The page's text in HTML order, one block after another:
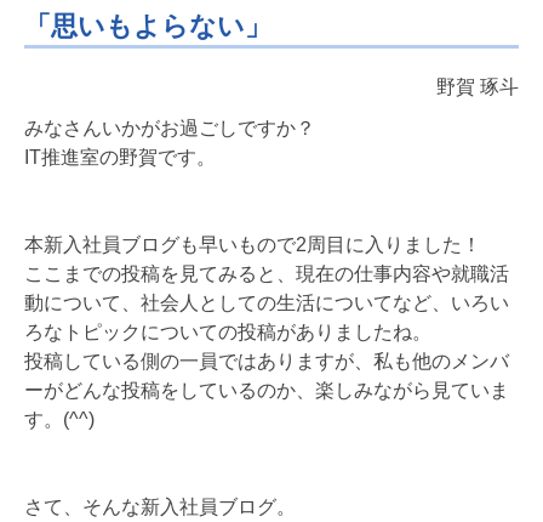
「思いもよらない」
野賀 琢斗
みなさんいかがお過ごしですか？
IT推進室の野賀です。
本新入社員ブログも早いもので2周目に入りました！
ここまでの投稿を見てみると、現在の仕事内容や就職活
動について、社会人としての生活についてなど、いろい
ろなトピックについての投稿がありましたね。
投稿している側の一員ではありますが、私も他のメンバ
ーがどんな投稿をしているのか、楽しみながら見ていま
す。(^^)
さて、そんな新入社員ブログ。